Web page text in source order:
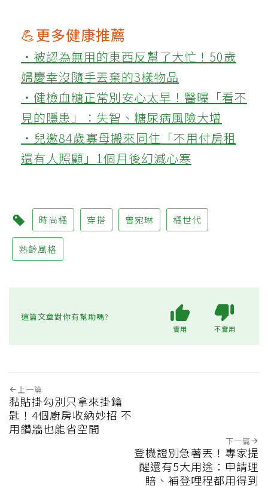
💪更多健康推薦
‧被認為無用的東西反幫了大忙！50歲
婦慶幸沒隨手丟棄的3樣物品
‧健檢血糖正常別安心太早！醫曝「看不
見的隱患」：失智、糖尿病風險大增
‧兒邀84歲寡母搬來同住「不用付房租
還有人照顧」1個月後幻滅心寒
時尚橘 穿搭 曾宛琳 橘世代
熟齡風格
這篇文章對你有幫助嗎?
實用 不實用
上一篇
黏貼掛勾別只拿來掛鑰
匙！4個廚房收納妙招 不
用鑽牆也能省空間
下一篇
登機證別急著丟！專家提
醒還有5大用途：申請理
賠、補登哩程都用得到